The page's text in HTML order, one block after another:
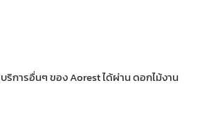
ริการอื่นๆ ของ Aorest ได้ผ่านดอกไม้งาน